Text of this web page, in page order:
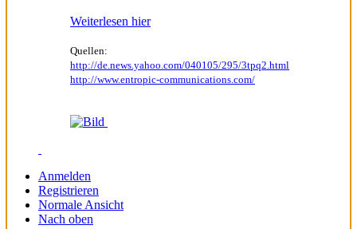
Weiterlesen hier
Quellen:
http://de.news.yahoo.com/040105/295/3tpq2.html
http://www.entropic-communications.com/
Anmelden
Registrieren
Normale Ansicht
Nach oben